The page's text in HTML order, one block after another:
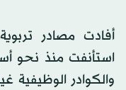
أفادت مصادر
استأنفت منذ نحو
والكوادر الوظيفية